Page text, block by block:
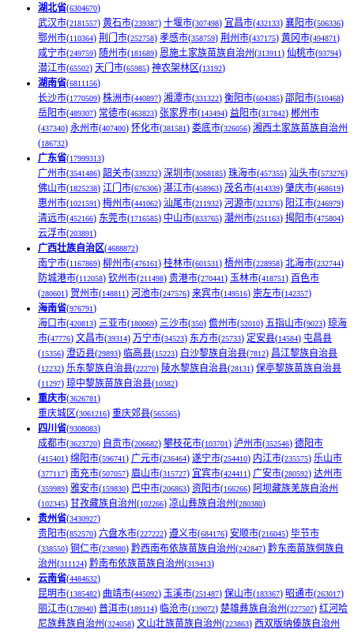
湖北省(6304670)
武汉市(2181557) 黄石市(239387) 十堰市(307498) 宜昌市(432133) 襄阳市(506336)
鄂州市(110364) 荆门市(252758) 孝感市(358759) 荆州市(437175) 黄冈市(494871)
咸宁市(249759) 随州市(181689) 恩施土家族苗族自治州(313911) 仙桃市(93794)
潜江市(65502) 天门市(65985) 神农架林区(13192)
湖南省(6811156)
长沙市(1770509) 株洲市(440897) 湘潭市(331322) 衡阳市(604385) 邵阳市(510468)
岳阳市(489307) 常德市(463823) 张家界市(143494) 益阳市(317842) 郴州市
(437340) 永州市(407400) 怀化市(381581) 娄底市(326056) 湘西土家族苗族自治州
(186732)
广东省(17999313)
广州市(3541486) 韶关市(339232) 深圳市(3068185) 珠海市(457355) 汕头市(573276)
佛山市(1825238) 江门市(676306) 湛江市(458963) 茂名市(414339) 肇庆市(468619)
惠州市(1021591) 梅州市(441062) 汕尾市(211932) 河源市(321376) 阳江市(246979)
清远市(452166) 东莞市(1716585) 中山市(833765) 潮州市(251163) 揭阳市(475804)
云浮市(203891)
广西壮族自治区(4688872)
南宁市(1167869) 柳州市(476161) 桂林市(601531) 梧州市(228958) 北海市(232744)
防城港市(112058) 钦州市(211498) 贵港市(270441) 玉林市(418751) 百色市
(280601) 贺州市(148811) 河池市(247576) 来宾市(149516) 崇左市(142357)
海南省(976791)
海口市(420813) 三亚市(180069) 三沙市(350) 儋州市(52010) 五指山市(9023) 琼海
市(47776) 文昌市(39314) 万宁市(34523) 东方市(25733) 定安县(14584) 屯昌县
(15356) 澄迈县(29893) 临高县(15223) 白沙黎族自治县(7812) 昌江黎族自治县
(12232) 乐东黎族自治县(22270) 陵水黎族自治县(28131) 保亭黎族苗族自治县
(11297) 琼中黎族苗族自治县(10382)
重庆市(3626781)
重庆城区(3061216) 重庆郊县(565565)
四川省(9308083)
成都市(3623720) 自贡市(206682) 攀枝花市(103701) 泸州市(352546) 德阳市
(415401) 绵阳市(596741) 广元市(236464) 遂宁市(254410) 内江市(235575) 乐山市
(377117) 南充市(507057) 眉山市(315727) 宜宾市(424411) 广安市(280592) 达州市
(359989) 雅安市(159830) 巴中市(206863) 资阳市(166266) 阿坝藏族羌族自治州
(102345) 甘孜藏族自治州(102266) 凉山彝族自治州(280380)
贵州省(3430927)
贵阳市(852570) 六盘水市(227222) 遵义市(684176) 安顺市(216045) 毕节市
(338550) 铜仁市(238980) 黔西南布依族苗族自治州(242847) 黔东南苗族侗族自
治州(311124) 黔南布依族苗族自治州(319413)
云南省(4484632)
昆明市(1385482) 曲靖市(445092) 玉溪市(251487) 保山市(183367) 昭通市(263017)
丽江市(178940) 普洱市(189114) 临沧市(139072) 楚雄彝族自治州(227507) 红河哈
尼族彝族自治州(324058) 文山壮族苗族自治州(223863) 西双版纳傣族自治州